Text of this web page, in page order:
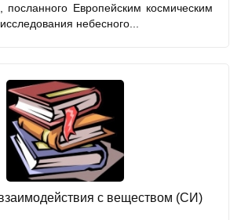
посланного Европейским космическим
небесного...
с веществом (СИ)